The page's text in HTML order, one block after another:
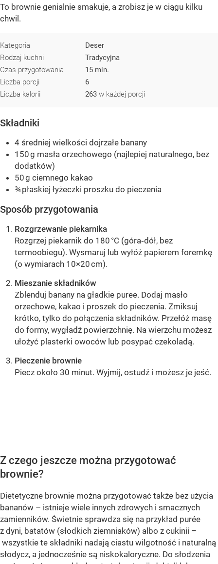
To brownie genialnie smakuje, a zrobisz je w ciągu kilku
chwil.
Kategoria
Deser
Rodzaj kuchni
Tradycyjna
Czas przygotowania
15 min.
Liczba porcji
6
Liczba kalorii
263 w każdej porcji
Składniki
4 średniej wielkości dojrzałe banany
150 g masła orzechowego (najlepiej naturalnego, bez
dodatków)
50 g ciemnego kakao
¾ płaskiej łyżeczki proszku do pieczenia
Sposób przygotowania
Rozgrzewanie piekarnika
Rozgrzej piekarnik do 180 °C (góra‑dół, bez
termoobiegu). Wysmaruj lub wyłóż papierem foremkę
(o wymiarach 10×20 cm).
Mieszanie składników
Zblenduj banany na gładkie puree. Dodaj masło
orzechowe, kakao i proszek do pieczenia. Zmiksuj
krótko, tylko do połączenia składników. Przełóż masę
do formy, wygładź powierzchnię. Na wierzchu możesz
ułożyć plasterki owoców lub posypać czekoladą.
Pieczenie brownie
Piecz około 30 minut. Wyjmij, ostudź i możesz je jeść.
Z czego jeszcze można przygotować
brownie?
Dietetyczne brownie można przygotować także bez użycia
bananów – istnieje wiele innych zdrowych i smacznych
zamienników. Świetnie sprawdza się na przykład purée
z dyni, batatów (słodkich ziemniaków) albo z cukinii –
wszystkie te składniki nadają ciastu wilgotność i naturalną
słodycz, a jednocześnie są niskokaloryczne. Do słodzenia